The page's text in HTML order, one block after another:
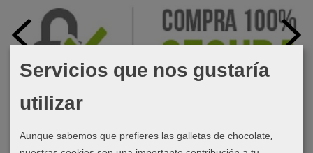
Servicios que nos gustaría
utilizar
Aunque sabemos que prefieres las galletas de chocolate,